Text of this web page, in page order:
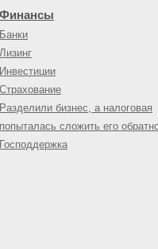
Финансы
Банки
Лизинг
Инвестиции
Страхование
Разделили бизнес, а налоговая
попыталась сложить его
Господдержка